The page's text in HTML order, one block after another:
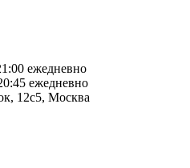
ежедневно
ежедневно
12с5, Москва